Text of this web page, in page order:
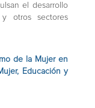
el desarrollo
otros sectores
de la Mujer en
Educación y